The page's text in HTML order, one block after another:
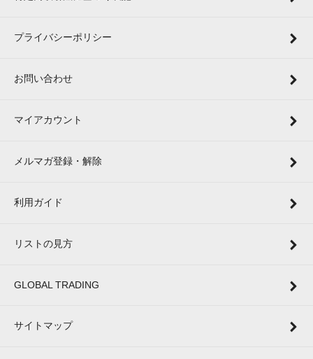
プライバシーポリシー
お問い合わせ
マイアカウント
メルマガ登録・解除
利用ガイド
リストの見方
GLOBAL TRADING
サイトマップ